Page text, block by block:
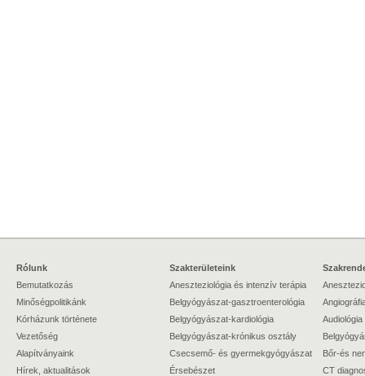
Rólunk
Bemutatkozás
Minőségpolitikánk
Kórházunk története
Vezetőség
Alapítványaink
Hírek, aktualitások
Szakterületeink
Aneszteziológia és intenzív terápia
Belgyógyászat-gasztroenterológia
Belgyógyászat-kardiológia
Belgyógyászat-krónikus osztály
Csecsemő- és gyermekgyógyászat
Érsebészet
Audiológia
Bőr-és
CT